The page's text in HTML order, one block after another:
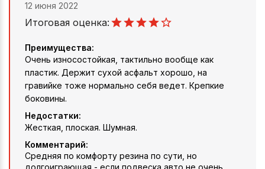
12 июня 2022
Итоговая оценка:
Преимущества:
Очень износостойкая, тактильно вообще как
пластик. Держит сухой асфальт хорошо, на
гравийке тоже нормально себя ведет. Крепкие
боковины.
Недостатки:
Жесткая, плоская. Шумная.
Комментарий:
Средняя по комфорту резина по сути, но
долгоиграющая - если подвеска авто не очень